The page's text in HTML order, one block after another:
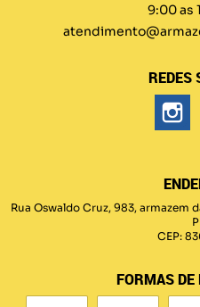
9:00 as
REDES
Rua Oswaldo Cruz, 983, armazem
CEP:
FORMAS DE